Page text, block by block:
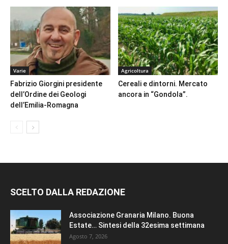
Varie
Fabrizio Giorgini presidente
dell’Ordine dei Geologi
dell’Emilia-Romagna
Agricoltura
Cereali e dintorni. Mercato
ancora in “Gondola”.
SCELTO DALLA REDAZIONE
Associazione Granaria Milano. Buona
Estate… Sintesi della 32esima settimana
Agosto 7, 2026